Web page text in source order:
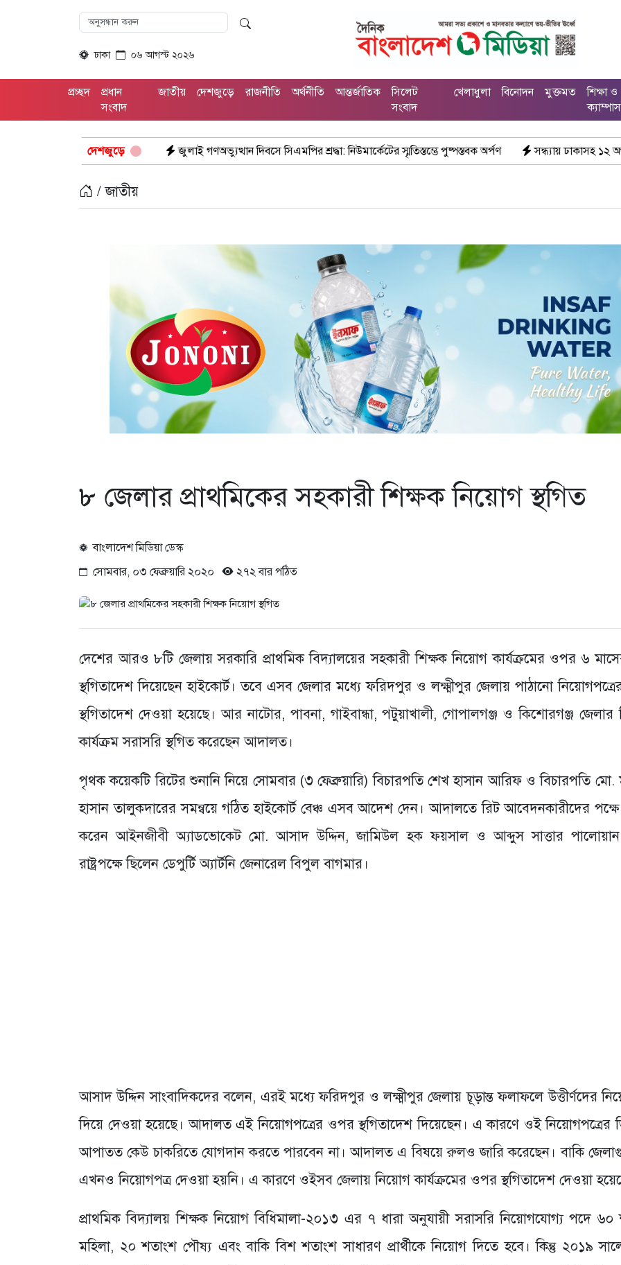
ঢাকা ০৬ আগস্ট ২০২৬
প্রচ্ছদ
প্রধান
সংবাদ
জাতীয় দেশজুড়ে রাজনীতি অর্থনীতি আন্তর্জাতিক
সিলেট
সংবাদ
খেলাধুলা বিনোদন মুক্তমত
শিক্ষা ও
ক্যাম্পাস
দেশজুড়ে
জুলাই গণঅভ্যুত্থান দিবসে সিএমপির শ্রদ্ধা: নিউমার্কেটের স্মৃতিস্তম্ভে পুষ্পস্তবক অর্পণ সন্ধ্যায় ঢাকাসহ ১২ অঞ্চলে ঝোড়ো হাওয়ার শঙ্কা,
/ জাতীয়
৮ জেলার প্রাথমিকের সহকারী শিক্ষক নিয়োগ স্থগিত
বাংলাদেশ মিডিয়া ডেস্ক
সোমবার, ০৩ ফেব্রুয়ারি ২০২০
২৭২ বার পঠিত
দেশের আরও ৮টি জেলায় সরকারি প্রাথমিক বিদ্যালয়ের সহকারী শিক্ষক নিয়োগ কার্যক্রমের ওপর ৬
স্থগিতাদেশ দিয়েছেন হাইকোর্ট। তবে এসব জেলার মধ্যে ফরিদপুর ও লক্ষ্মীপুর জেলায় পাঠানো
স্থগিতাদেশ দেওয়া হয়েছে। আর নাটোর, পাবনা, গাইবান্ধা, পটুয়াখালী, গোপালগঞ্জ ও কিশোরগঞ্জ জেলার
কার্যক্রম সরাসরি স্থগিত করেছেন আদালত।
পৃথক কয়েকটি রিটের শুনানি নিয়ে সোমবার (৩ ফেব্রুয়ারি) বিচারপতি শেখ হাসান আরিফ ও বিচারপতি মো.
হাসান তালুকদারের সমন্বয়ে গঠিত হাইকোর্ট বেঞ্চ এসব আদেশ দেন। আদালতে রিট আবেদনকারীদের পক্ষে
করেন আইনজীবী অ্যাডভোকেট মো. আসাদ উদ্দিন, জামিউল হক ফয়সাল ও আব্দুস সাত্তার
রাষ্ট্রপক্ষে ছিলেন ডেপুর্টি অ্যার্টনি জেনারেল বিপুল বাগমার।
আসাদ উদ্দিন সাংবাদিকদের বলেন, এরই মধ্যে ফরিদপুর ও লক্ষ্মীপুর জেলায় চূড়ান্ত ফলাফলে উত্তীর্ণদের
দিয়ে দেওয়া হয়েছে। আদালত এই নিয়োগপত্রের ওপর স্থগিতাদেশ দিয়েছেন। এ কারণে ওই নিয়োগপত্রের
আপাতত কেউ চাকরিতে যোগদান করতে পারবেন না। আদালত এ বিষয়ে রুলও জারি করেছেন। বাকি
এখনও নিয়োগপত্র দেওয়া হয়নি। এ কারণে ওইসব জেলায় নিয়োগ কার্যক্রমের ওপর স্থগিতাদেশ দেওয়া
প্রাথমিক বিদ্যালয় শিক্ষক নিয়োগ বিধিমালা-২০১৩ এর ৭ ধারা অনুযায়ী সরাসরি নিয়োগযোগ্য পদে ৬০
মহিলা, ২০ শতাংশ পৌষ্য এবং বাকি বিশ শতাংশ সাধারণ প্রার্থীকে নিয়োগ দিতে হবে। কিন্তু ২০১৯